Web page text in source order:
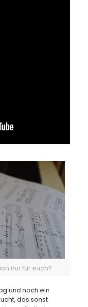
nur für euch?
und noch ein
das sonst